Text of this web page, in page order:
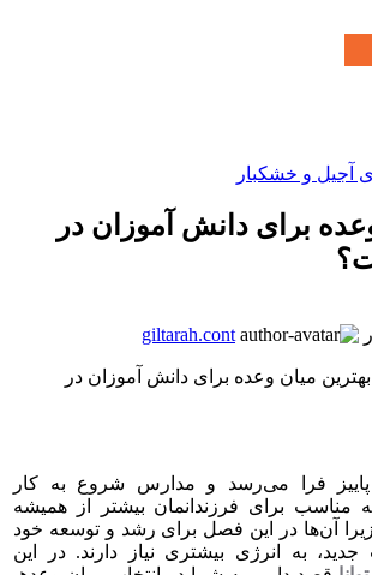
آجیل و خشکبار
برای دانش آموزان در
giltarah.cont
فرا می‌رسد و مدارس شروع به کار
مناسب برای فرزندانمان بیشتر از همیشه
زیرا آن‌ها در این فصل برای رشد و توسعه‌ خود
به انرژی بیشتری نیاز دارند. در این